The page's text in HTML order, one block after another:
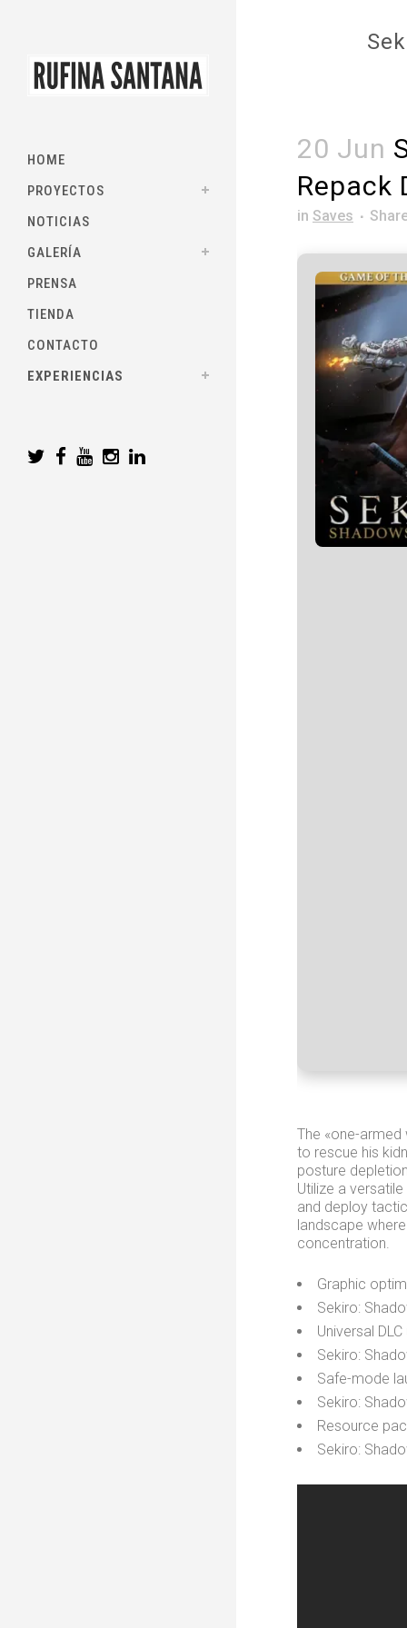
HOME
PROYECTOS
NOTICIAS
GALERÍA
PRENSA
TIENDA
CONTACTO
EXPERIENCIAS
20 Jun
Repack
in Saves
The «one-
to rescue his
posture
Utilize a
and deploy
landscape
concentration.
Graphic
Sekiro:
Universal
Sekiro:
Safe-mode
Sekiro:
Resource
Sekiro: